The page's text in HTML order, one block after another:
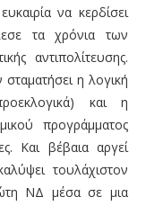
να κερδίσει
τα χρόνια των
αντιπολίτευσης.
η λογική
και η
προγράμματος
Και βέβαια αργεί
τουλάχιστον
ΝΔ μέσα σε μια